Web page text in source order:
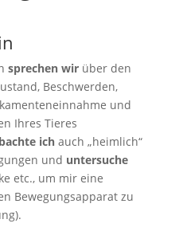
sprechen wirüber den
Beschwerden,
und
Ihres Tieres
ichauch „heimlich“
und untersuche
etc., um mir eine
Bewegungsapparat zu